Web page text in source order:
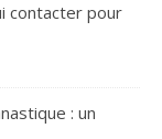
contacter pour
: un